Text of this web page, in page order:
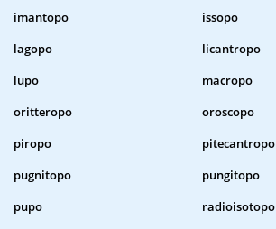
imantopo
issopo
lagopo
licantropo
lupo
macropo
oritteropo
oroscopo
piropo
pitecantropo
pugnitopo
pungitopo
pupo
radioisotopo